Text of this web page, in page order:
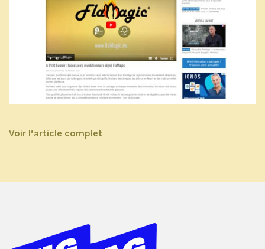
Voir l’article complet